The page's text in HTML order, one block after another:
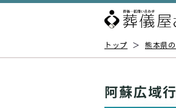
トップ ＞ 熊本県
阿蘇広域